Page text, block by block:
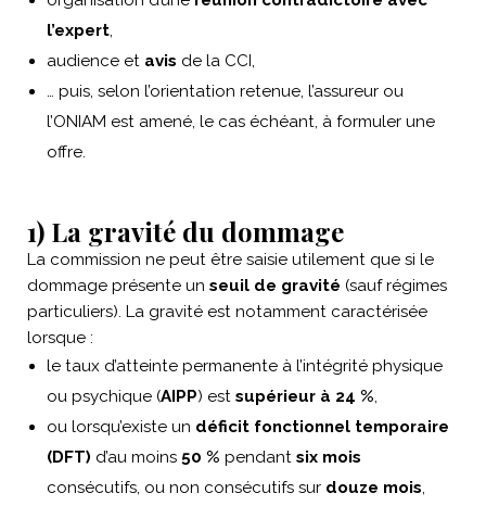
l’expert,
audience et avis de la CCI,
… puis, selon l’orientation retenue, l’assureur ou
l’ONIAM est amené, le cas échéant, à formuler une
offre.
1) La gravité du dommage
La commission ne peut être saisie utilement que si le
dommage présente un seuil de gravité (sauf régimes
particuliers). La gravité est notamment caractérisée
lorsque :
le taux d’atteinte permanente à l’intégrité physique
ou psychique (AIPP) estsupérieur à 24 %,
ou lorsqu’existe un déficit fonctionnel temporaire
(DFT) d’au moins 50 % pendantsix mois
consécutifs, ou non consécutifs sur douze mois,